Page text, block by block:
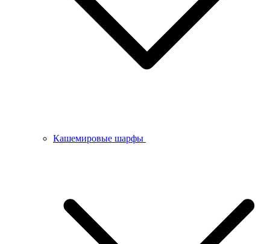
Кашемировые шарфы